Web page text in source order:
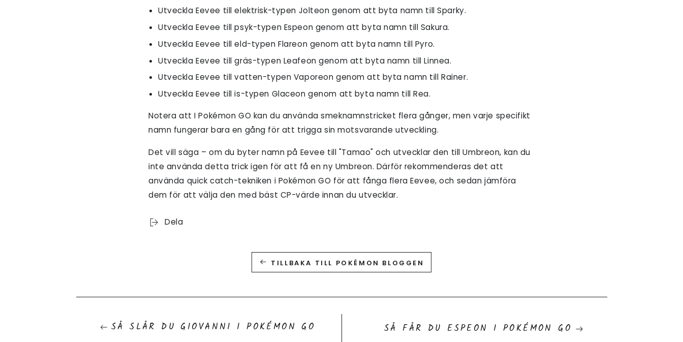
Utveckla Eevee till elektrisk-typen Jolteon genom att byta namn till Sparky.
Utveckla Eevee till psyk-typen Espeon genom att byta namn till Sakura.
Utveckla Eevee till eld-typen Flareon genom att byta namn till Pyro.
Utveckla Eevee till gräs-typen Leafeon genom att byta namn till Linnea.
Utveckla Eevee till vatten-typen Vaporeon genom att byta namn till Rainer.
Utveckla Eevee till is-typen Glaceon genom att byta namn till Rea.
Notera att I Pokémon GO kan du använda smeknamnstricket flera gånger, men varje specifikt
namn fungerar bara en gång för att trigga sin motsvarande utveckling.
Det vill säga – om du byter namn på Eevee till "Tamao" och utvecklar den till Umbreon, kan du
inte använda detta trick igen för att få en ny Umbreon. Därför rekommenderas det att
använda quick catch-tekniken i Pokémon GO för att fånga flera Eevee, och sedan jämföra
dem för att välja den med bäst CP-värde innan du utvecklar.
Dela
TILLBAKA TILL POKÉMON BLOGGEN
SÅ SLÅR DU GIOVANNI I POKÉMON GO SÅ FÅR DU ESPEON I POKÉMON GO